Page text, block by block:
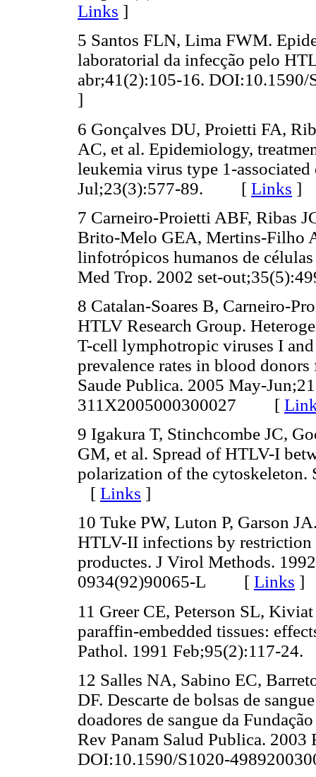
Links ]
5 Santos FLN, Lima FWM.
laboratorial da infecção pelo
abr;41(2):105-16.
]
6 Gonçalves DU, Proietti FA,
AC, et al. Epidemiology,
leukemia virus type 1-
Jul;23(3):577-89. [ Links ]
7 Carneiro-Proietti ABF, Ribas
Brito-Melo GEA, Mertins-Filho
linfotrópicos humanos de
Med Trop. 2002 set-
8 Catalan-Soares B, Carneiro-
HTLV Research Group.
T-cell lymphotropic viruses I
prevalence rates in blood
Saude Publica. 2005 May-
311X2005000300027 [
9 Igakura T, Stinchcombe JC,
GM, et al. Spread of HTLV-I
polarization of the cytoskeleton.
[ Links ]
10 Tuke PW, Luton P, Garson
HTLV-II infections by restriction
productes. J Virol Methods.
0934(92)90065-L [ Links ]
11 Greer CE, Peterson SL,
paraffin-embedded tissues:
Pathol. 1991 Feb;95(2):117-24.
12 Salles NA, Sabino EC,
DF. Descarte de bolsas de
doadores de sangue da
Rev Panam Salud Publica.
DOI:10.1590/S1020-